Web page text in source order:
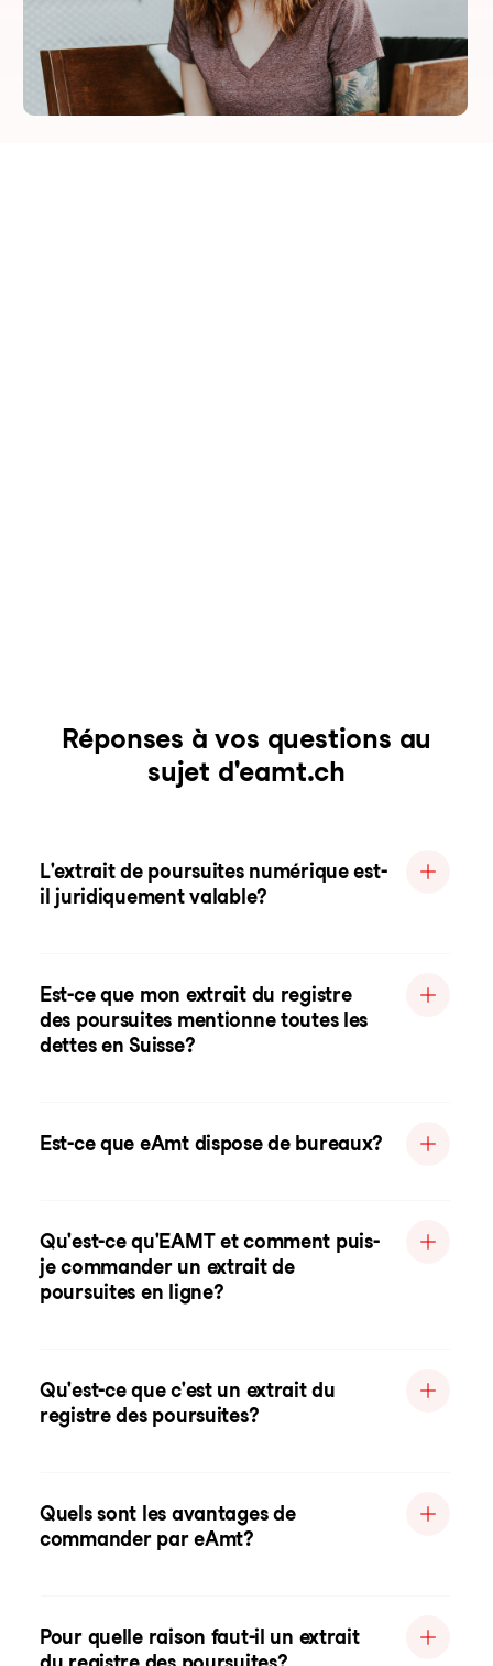
Réponses à vos questions au
sujet d'eamt.ch
L'extrait de poursuites numérique est-
il juridiquement valable?
Est-ce que mon extrait du registre
des poursuites mentionne toutes les
dettes en Suisse?
Est-ce que eAmt dispose de bureaux?
Qu'est-ce qu'EAMT et comment puis-
je commander un extrait de
poursuites en ligne?
Qu'est-ce que c'est un extrait du
registre des poursuites?
Quels sont les avantages de
commander par eAmt?
Pour quelle raison faut-il un extrait